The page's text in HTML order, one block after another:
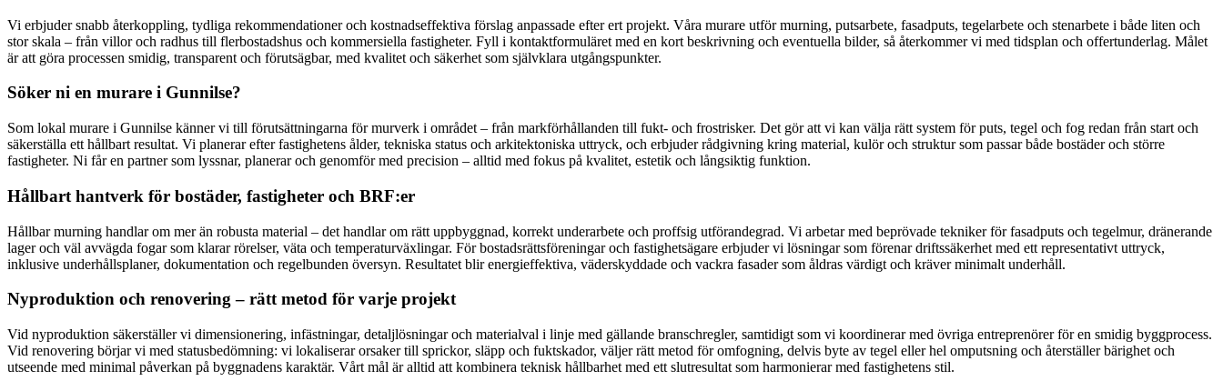
Vi erbjuder snabb återkoppling, tydliga rekommendationer och kostnadseffektiva förslag anpassade efter ert projekt. Våra murare utför murning, putsarbete, fasadputs, tegelarbete och stenarbete i både liten och
stor skala – från villor och radhus till flerbostadshus och kommersiella fastigheter. Fyll i kontaktformuläret med en kort beskrivning och eventuella bilder, så återkommer vi med tidsplan och offertunderlag. Målet
är att göra processen smidig, transparent och förutsägbar, med kvalitet och säkerhet som självklara utgångspunkter.
Söker ni en murare i Gunnilse?
Som lokal murare i Gunnilse känner vi till förutsättningarna för murverk i området – från markförhållanden till fukt- och frostrisker. Det gör att vi kan välja rätt system för puts, tegel och fog redan från start och
säkerställa ett hållbart resultat. Vi planerar efter fastighetens ålder, tekniska status och arkitektoniska uttryck, och erbjuder rådgivning kring material, kulör och struktur som passar både bostäder och större
fastigheter. Ni får en partner som lyssnar, planerar och genomför med precision – alltid med fokus på kvalitet, estetik och långsiktig funktion.
Hållbart hantverk för bostäder, fastigheter och BRF:er
Hållbar murning handlar om mer än robusta material – det handlar om rätt uppbyggnad, korrekt underarbete och proffsig utförandegrad. Vi arbetar med beprövade tekniker för fasadputs och tegelmur, dränerande
lager och väl avvägda fogar som klarar rörelser, väta och temperaturväxlingar. För bostadsrättsföreningar och fastighetsägare erbjuder vi lösningar som förenar driftssäkerhet med ett representativt uttryck,
inklusive underhållsplaner, dokumentation och regelbunden översyn. Resultatet blir energieffektiva, väderskyddade och vackra fasader som åldras värdigt och kräver minimalt underhåll.
Nyproduktion och renovering – rätt metod för varje projekt
Vid nyproduktion säkerställer vi dimensionering, infästningar, detaljlösningar och materialval i linje med gällande branschregler, samtidigt som vi koordinerar med övriga entreprenörer för en smidig byggprocess.
Vid renovering börjar vi med statusbedömning: vi lokaliserar orsaker till sprickor, släpp och fuktskador, väljer rätt metod för omfogning, delvis byte av tegel eller hel omputsning och återställer bärighet och
utseende med minimal påverkan på byggnadens karaktär. Vårt mål är alltid att kombinera teknisk hållbarhet med ett slutresultat som harmonierar med fastighetens stil.